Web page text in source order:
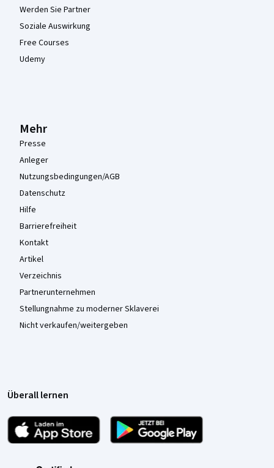
Werden Sie Partner
Soziale Auswirkung
Free Courses
Udemy
Mehr
Presse
Anleger
Nutzungsbedingungen/AGB
Datenschutz
Hilfe
Barrierefreiheit
Kontakt
Artikel
Verzeichnis
Partnerunternehmen
Stellungnahme zu moderner Sklaverei
Nicht verkaufen/weitergeben
Überall lernen